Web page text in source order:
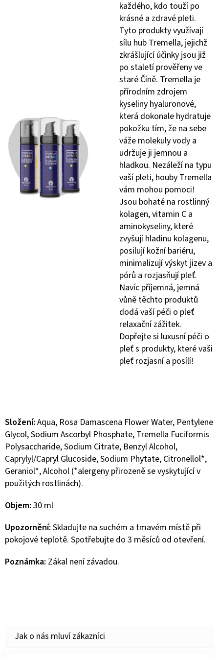
každého, kdo touží po
krásné a zdravé pleti.
Tyto produkty využívají
sílu hub Tremella, jejichž
zkrášlující účinky jsou již
po staletí prověřeny ve
staré Číně. Tremella je
přírodním zdrojem
kyseliny hyaluronové,
která dokonale hydratuje
pokožku tím, že na sebe
váže molekuly vody a
udržuje ji jemnou a
hladkou. Nezáleží na typu
vaší pleti, houby Tremella
vám mohou pomoci!
Jsou bohaté na rostlinný
kolagen, vitamin C a
aminokyseliny, které
zvyšují hladinu kolagenu,
posilují kožní bariéru,
minimalizují výskyt jizev a
pórů a rozjasňují pleť.
Navíc příjemná, jemná
vůně těchto produktů
dodá vaší péči o pleť
relaxační zážitek.
Dopřejte si luxusní péči o
pleť s produkty, které vaši
pleť rozjasní a posílí!
Složení: Aqua, Rosa Damascena Flower Water, Pentylene
Glycol, Sodium Ascorbyl Phosphate, Tremella Fuciformis
Polysaccharide, Sodium Citrate, Benzyl Alcohol,
Caprylyl/Capryl Glucoside, Sodium Phytate, Citronellol*,
Geraniol*, Alcohol (*alergeny přirozeně se vyskytující v
použitých rostlinách).
Objem: 30 ml
Upozornění: Skladujte na suchém a tmavém místě při
pokojové teplotě. Spotřebujte do 3 měsíců od otevření.
Poznámka: Zákal není závadou.